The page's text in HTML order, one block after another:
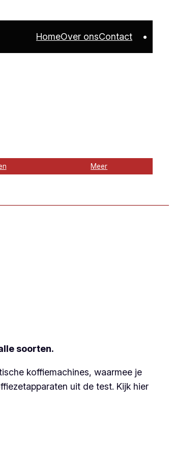
HomeOver onsContact
Meer
soorten.
koffiemachines, waarmee je
uit de test. Kijk hier